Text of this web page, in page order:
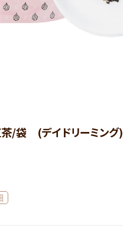
/袋 (デイドリーミング)